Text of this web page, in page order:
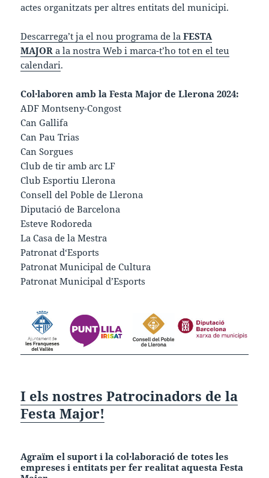
actes organitzats per altres entitats del municipi.
Descarrega’t ja el nou programa de laFESTA
MAJOR a la nostra Web i marca-t’ho tot en el teu
calendari.
Col·laboren amb la Festa Major de Llerona 2024:
ADF Montseny-Congost
Can Gallifa
Can Pau Trias
Can Sorgues
Club de tir amb arc LF
Club Esportiu Llerona
Consell del Poble de Llerona
Diputació de Barcelona
Esteve Rodoreda
La Casa de la Mestra
Patronat d‘Esports
Patronat Municipal de Cultura
Patronat Municipal d’Esports
I els nostres Patrocinadors de la
Festa Major!
Agraïm el suport i la col·laboració de totes les
empreses i entitats per fer realitat aquesta Festa